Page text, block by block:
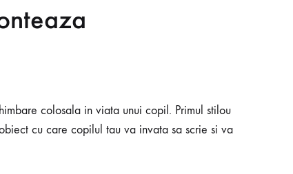
colosala in viata unui copil. Primul stilou
cu care copilul tau va invata sa scrie si va